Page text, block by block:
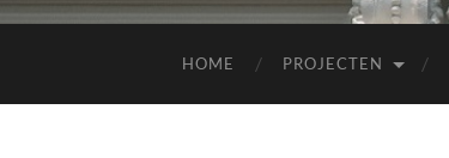
HOME PROJECTEN